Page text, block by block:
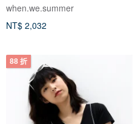
when.we.summer
NT$ 2,032
88 折